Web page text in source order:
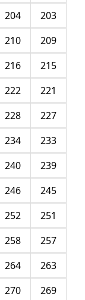
203
204
209
210
215
216
221
222
227
228
233
234
239
240
245
246
251
252
257
258
263
264
269
270